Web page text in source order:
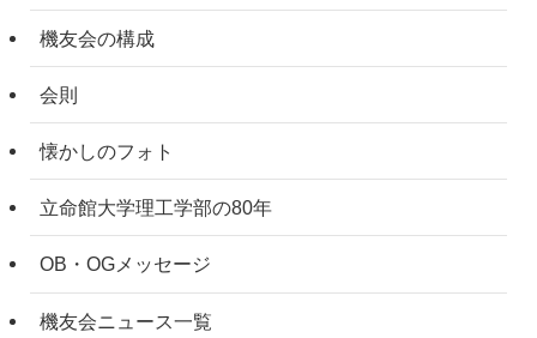
機友会の構成
会則
懐かしのフォト
立命館大学理工学部の80年
OB・OGメッセージ
機友会ニュース一覧